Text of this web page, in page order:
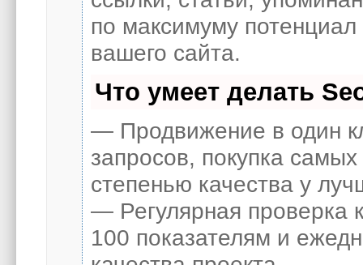
по максимуму
вашего сайта.
Что умеет делать
— Продвижение в один
запросов, покупка
степенью качества у
— Регулярная проверка
100 показателям и